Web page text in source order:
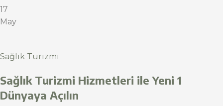
17
May
Sağlık Turizmi
Sağlık Turizmi Hizmetleri ile Yeni 1
Dünyaya Açılın